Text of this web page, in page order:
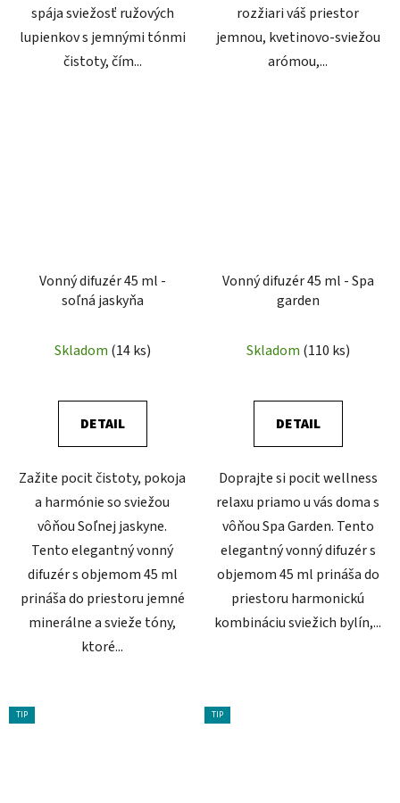
spája sviežosť ružových
lupienkov s jemnými tónmi
čistoty, čím...
rozžiari váš priestor
jemnou, kvetinovo-sviežou
arómou,...
Vonný difuzér 45 ml -
soľná jaskyňa
Skladom (14 ks)
DETAIL
Zažite pocit čistoty, pokoja
a harmónie so sviežou
vôňou Soľnej jaskyne.
Tento elegantný vonný
difuzér s objemom 45 ml
prináša do priestoru jemné
minerálne a svieže tóny,
ktoré...
Vonný difuzér 45 ml - Spa
garden
Skladom (110 ks)
DETAIL
Doprajte si pocit wellness
relaxu priamo u vás doma s
vôňou Spa Garden. Tento
elegantný vonný difuzér s
objemom 45 ml prináša do
priestoru harmonickú
kombináciu sviežich bylín,...
TIP TIP